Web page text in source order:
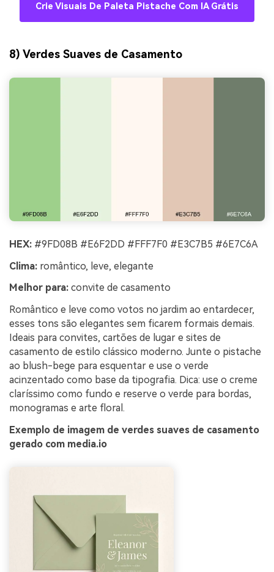
Crie Visuais De Paleta Pistache Com IA Grátis
8) Verdes Suaves de Casamento
HEX: #9FD08B #E6F2DD #FFF7F0 #E3C7B5 #6E7C6A
Clima: romântico, leve, elegante
Melhor para: convite de casamento
Romântico e leve como votos no jardim ao entardecer,
esses tons são elegantes sem ficarem formais demais.
Ideais para convites, cartões de lugar e sites de
casamento de estilo clássico moderno. Junte o pistache
ao blush-bege para esquentar e use o verde
acinzentado como base da tipografia. Dica: use o creme
claríssimo como fundo e reserve o verde para bordas,
monogramas e arte floral.
Exemplo de imagem de verdes suaves de casamento
gerado com media.io